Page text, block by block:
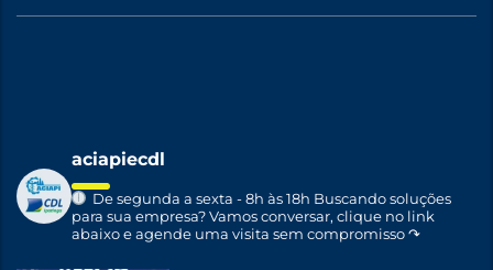
aciapiecdl
De segunda a sexta - 8h às 18h Buscando soluções
para sua empresa?Vamos conversar, clique no link
abaixo e agende uma visita sem compromisso ↷